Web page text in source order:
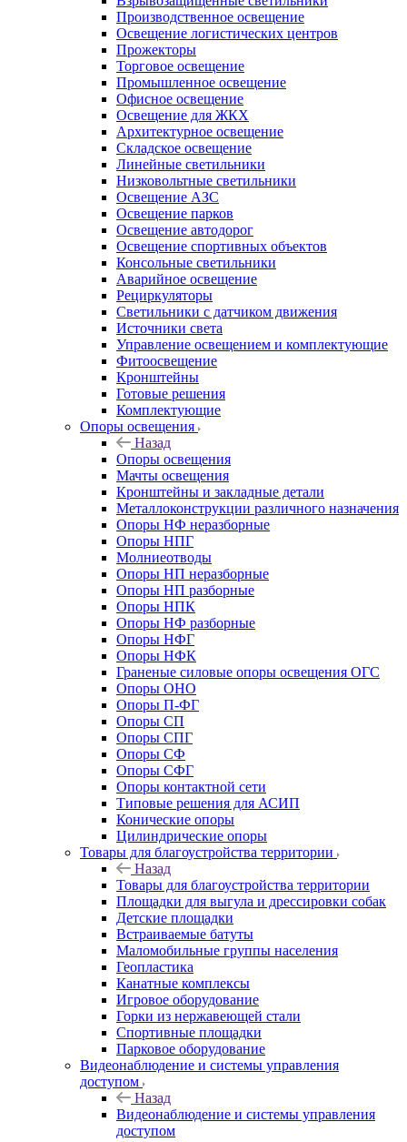
Производственное освещение
Освещение логистических центров
Прожекторы
Торговое освещение
Промышленное освещение
Офисное освещение
Освещение для ЖКХ
Архитектурное освещение
Складское освещение
Линейные светильники
Низковольтные светильники
Освещение АЗС
Освещение парков
Освещение автодорог
Освещение спортивных объектов
Консольные светильники
Аварийное освещение
Рециркуляторы
Светильники с датчиком движения
Источники света
Управление освещением и комплектующие
Фитоосвещение
Кронштейны
Готовые решения
Комплектующие
Опоры освещения
Назад
Опоры освещения
Мачты освещения
Кронштейны и закладные детали
Металлоконструкции различного назначения
Опоры НФ неразборные
Опоры НПГ
Молниеотводы
Опоры НП неразборные
Опоры НП разборные
Опоры НПК
Опоры НФ разборные
Опоры НФГ
Опоры НФК
Граненые силовые опоры освещения ОГС
Опоры ОНО
Опоры П-ФГ
Опоры СП
Опоры СПГ
Опоры СФ
Опоры СФГ
Опоры контактной сети
Типовые решения для АСИП
Конические опоры
Цилиндрические опоры
Товары для благоустройства территории
Назад
Товары для благоустройства территории
Площадки для выгула и дрессировки собак
Детские площадки
Встраиваемые батуты
Маломобильные группы населения
Геопластика
Канатные комплексы
Игровое оборудование
Горки из нержавеющей стали
Спортивные площадки
Парковое оборудование
Видеонаблюдение и системы управления
доступом
Назад
Видеонаблюдение и системы управления
доступом